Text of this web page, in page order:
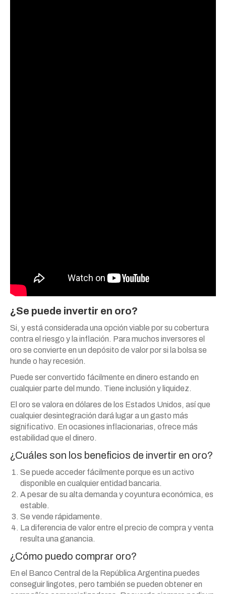
¿Se puede invertir en oro?
Si, y está considerada una opción viable por su cobertura
contra el riesgo y la inflación. Para muchos inversores el
oro se convierte en un depósito de valor por si la bolsa se
hunde o hay recesión.
Puede ser convertido fácilmente en dinero estando en
cualquier parte del mundo. Tiene inclusión y liquidez.
El oro se valora en dólares de los Estados Unidos, así que
cualquier desintegración dará lugar a un gasto más
significativo. En ocasiones inflacionarias, ofrece más
estabilidad que el dinero.
¿Cuáles son los beneficios de invertir en oro?
Se puede acceder fácilmente porque es un activo
disponible en cualquier entidad bancaria.
A pesar de su alta demanda y coyuntura económica, es
estable.
Se vende rápidamente.
La diferencia de valor entre el precio de compra y venta
resulta una ganancia.
¿Cómo puedo comprar oro?
En el Banco Central de la República Argentina puedes
conseguir lingotes, pero también se pueden obtener en